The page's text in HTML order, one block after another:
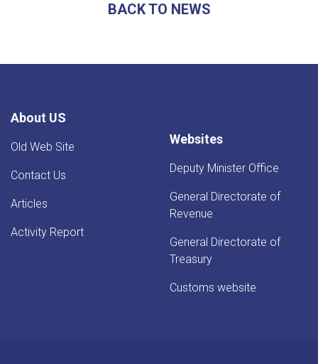
13.5%,
Rise
BACK TO NEWS
About US
Old Web Site
Contact Us
Articles
Activity Report
Websites
Deputy Minister Office
General Directorate of
Revenue
General Directorate of
Treasury
Customs website